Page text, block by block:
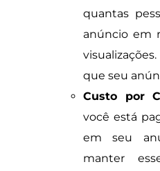
quantas
anúncio em
que seu
Custo por
você está
em seu
manter